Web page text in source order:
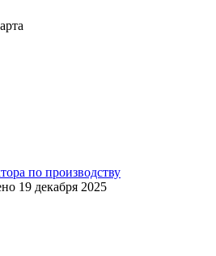
по производству
19 декабря 2025